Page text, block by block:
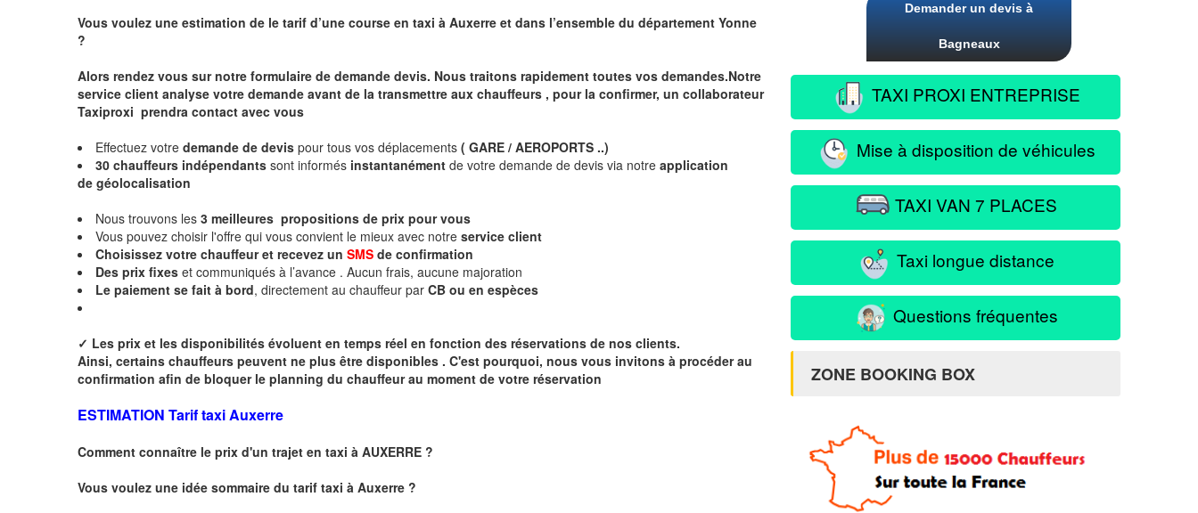
Vous voulez une estimation de le tarif d’une course en taxi à Auxerre et dans l’ensemble du département Yonne
?
Alors rendez vous sur notre formulaire de demande devis. Nous traitons rapidement toutes vos demandes.Notre
service client analyse votre demande avant de la transmettre aux chauffeurs , pour la confirmer, un collaborateur
Taxiproxi prendra contact avec vous
Effectuez votre demande de devis pour tous vos déplacements ( GARE / AEROPORTS ..)
30 chauffeurs indépendants sont informés instantanément de votre demande de devis via notre application
de géolocalisation
Nous trouvons les 3 meilleures propositions de prix pour vous
Vous pouvez choisir l'offre qui vous convient le mieux avec notre service client
Choisissez votre chauffeur et recevez un SMS de confirmation
Des prix fixes et communiqués à l’avance . Aucun frais, aucune majoration
Le paiement se fait à bord, directement au chauffeur par CB ou en espèces
✓ Les prix et les disponibilités évoluent en temps réel en fonction des réservations de nos clients.
Ainsi, certains chauffeurs peuvent ne plus être disponibles . C'est pourquoi, nous vous invitons à procéder au
confirmation afin de bloquer le planning du chauffeur au moment de votre réservation
ESTIMATION Tarif taxi Auxerre
Comment connaître le prix d'un trajet en taxi à AUXERRE ?
Vous voulez une idée sommaire du tarif taxi à Auxerre ?
Demander un devis à
Bagneaux
TAXI PROXI ENTREPRISE
Mise à disposition de véhicules
TAXI VAN 7 PLACES
Taxi longue distance
Questions fréquentes
ZONE BOOKING BOX